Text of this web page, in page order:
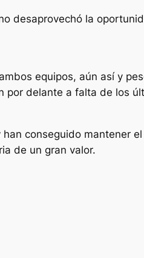
desaprovechó la
equipos, aún así y
por delante a falta de los
conseguido mantener
de un gran valor.